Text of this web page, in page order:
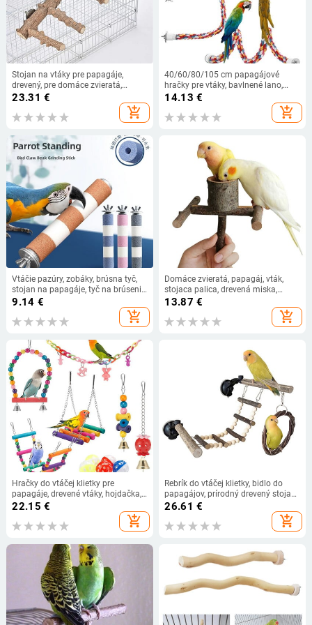
Stojan na vtáky pre papagáje,
drevený, pre domáce zvieratá,
papagáje, surové drevo, vidličky,
stojan na konáre, stojan, veverička,
vták, škrečok, konár, vtáčí biotop.
23.31 €
add_shopping_cart
40/60/80/105 cm papagájové
hračky pre vtáky, bavlnené lano,
farebné hračky, žuvacie bidlá do
príslušenstvo pre vtáky
14.13 €
add_shopping_cart
Vtáčie pazúry, zobáky, brúsna tyč,
stojan na papagáje, tyč na brúsenie,
pazúry, vtáčie potreby, príslušenstvo
9.14 €
add_shopping_cart
Domáce zvieratá, papagáj, vták,
stojaca palica, drevená miska,
stojan na vtáky, korely, andulka,
bidlá, uhryznutie, pazúr, brúsenie
hračky, vtáčia klietka, príslušenstvo
13.87 €
add_shopping_cart
Hračky do vtáčej klietky pre
papagáje, drevené vtáky, hojdačka,
spoľahlivé žuvacie mostíky na
hryzenie, drevené korálky, hračka
pre papagáje, 11 ks, hračky pre
22.15 €
add_shopping_cart
Rebrík do vtáčej klietky, bidlo do
papagájov, prírodný drevený stojan,
bidlo do vtáčej klietky, stojan na
bidlo pre papagáje, korely, ara
26.61 €
add_shopping_cart